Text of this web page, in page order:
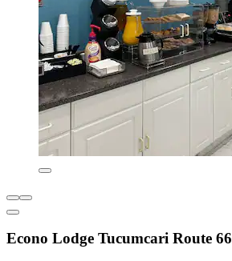
Econo Lodge Tucumcari Route 66